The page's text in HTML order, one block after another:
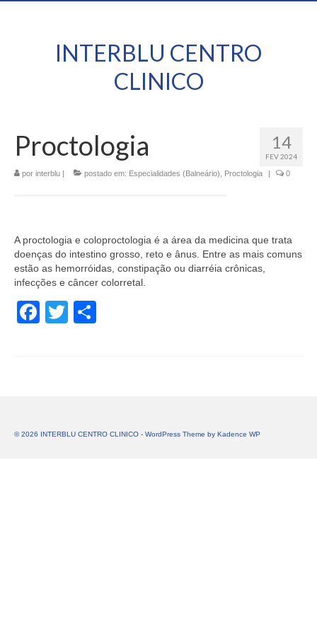
INTERBLU CENTRO
CLINICO
14
FEV 2024
Proctologia
por interblu | postado em: Especialidades (Balneário) Proctologia | 0
A proctologia e coloproctologia é a área da medicina que trata
doenças do intestino grosso, reto e ânus. Entre as mais comuns
estão as hemorróidas, constipação ou diarréia crônicas,
infecções e câncer colorretal.
Facebook
Twitter
© 2026 INTERBLU CENTRO CLINICO - WordPress Theme by Kadence WP